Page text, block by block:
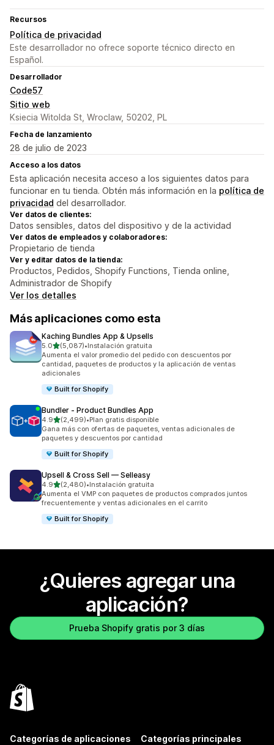
Recursos
Política de privacidad
Este desarrollador no ofrece soporte técnico directo en
Español.
Desarrollador
Code57
Sitio web
Ksiecia Witolda St, Wroclaw, 50202, PL
Fecha de lanzamiento
28 de julio de 2023
Acceso a los datos
Esta aplicación necesita acceso a los siguientes datos para
funcionar en tu tienda. Obtén más información en la política de
privacidad del desarrollador.
Ver datos de clientes:
Datos sensibles, datos del dispositivo y de la actividad
Ver datos de empleados y colaboradores:
Propietario de tienda
Ver y editar datos de la tienda:
Productos, Pedidos, Shopify Functions, Tienda online,
Administrador de Shopify
Ver los detalles
Más aplicaciones como esta
Kaching Bundles App & Upsells
5.0de 5 estrellas
(5,087)
5087 reseñas en total
•Instalación gratuita
Aumenta el valor promedio del pedido con descuentos por
cantidad, paquetes de productos y la aplicación de ventas
adicionales
Built for Shopify
Bundler ‑ Product Bundles App
4.9de 5 estrellas
(2,499)
2499 reseñas en total
•Plan gratis disponible
Gana más con ofertas de paquetes, ventas adicionales de
paquetes y descuentos por cantidad
Built for Shopify
Upsell & Cross Sell — Selleasy
4.9de 5 estrellas
(2,480)
2480 reseñas en total
•Instalación gratuita
Aumenta el VMP con paquetes de productos comprados juntos
frecuentemente y ventas adicionales en el carrito
Built for Shopify
¿Quieres agregar una
aplicación?
Prueba Shopify gratis por 3 días
Categorías de aplicaciones Categorías principales